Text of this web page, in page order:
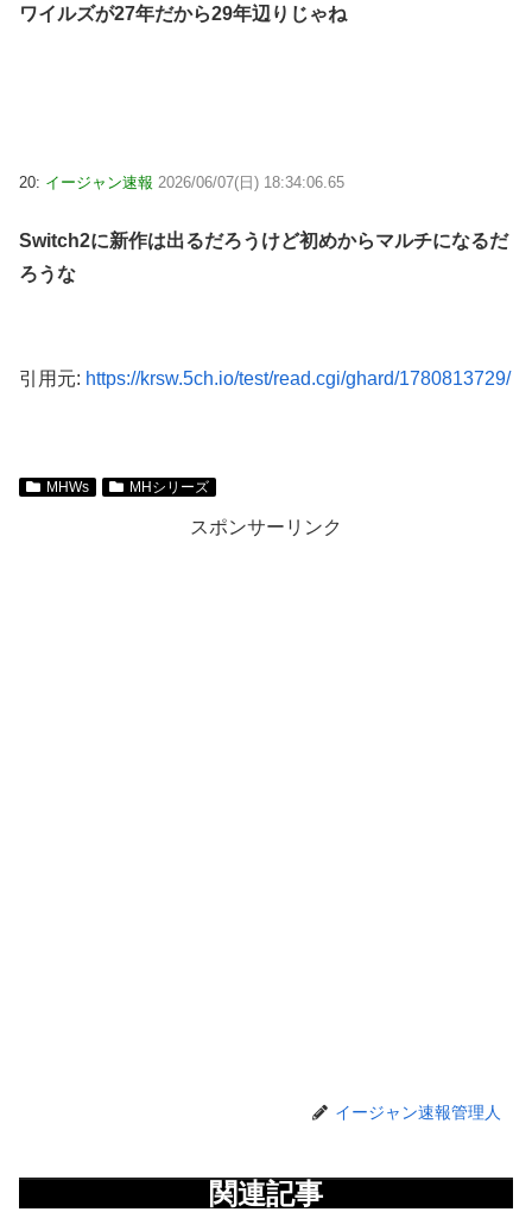
ワイルズが27年だから29年辺りじゃね
20: イージャン速報 2026/06/07(日) 18:34:06.65
Switch2に新作は出るだろうけど初めからマルチになるだ
ろうな
引用元: https://krsw.5ch.io/test/read.cgi/ghard/1780813729/
MHWs MHシリーズ
スポンサーリンク
イージャン速報管理人
関連記事